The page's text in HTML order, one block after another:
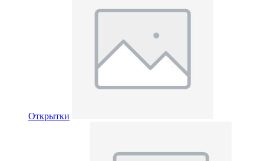
Открытки